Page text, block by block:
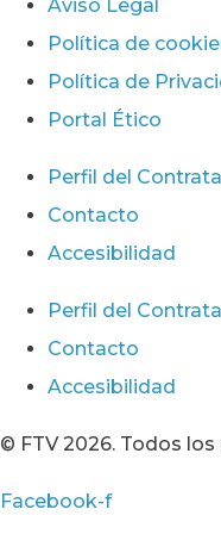
Aviso Legal
Política de
Política de
Portal Ético
Perfil del
Contacto
Accesibilidad
Perfil del
Contacto
Accesibilidad
© FTV 2026. Todos
Facebook-f